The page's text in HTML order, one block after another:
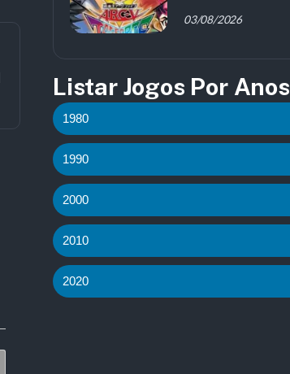
03/08/2026
Listar Jogos Por Anos
1980
1990
2000
2010
2020